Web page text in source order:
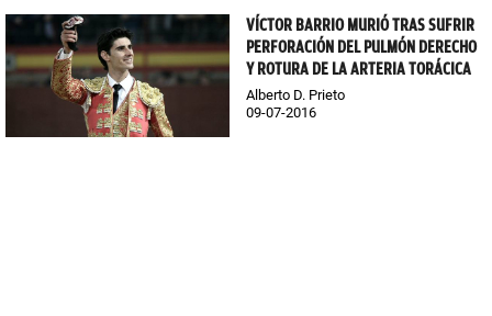
VÍCTOR BARRIO MURIÓ TRAS SUFRIR
PERFORACIÓN DEL PULMÓN DERECHO
Y ROTURA DE LA ARTERIA TORÁCICA
Alberto D. Prieto
09-07-2016